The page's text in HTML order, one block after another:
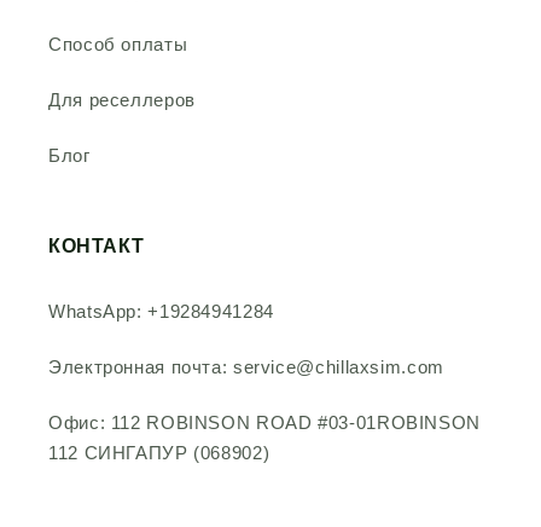
Способ оплаты
Для реселлеров
Блог
КОНТАКТ
WhatsApp: +19284941284
Электронная почта: service@chillaxsim.com
Офис: 112 ROBINSON ROAD #03-01ROBINSON
112 СИНГАПУР (068902)